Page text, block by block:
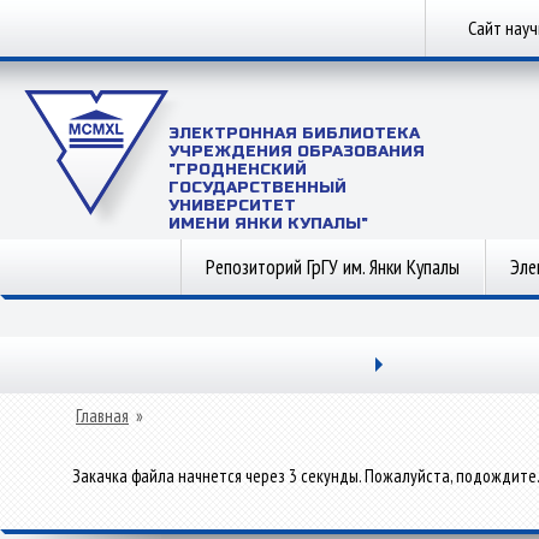
Сайт
ЭЛЕКТРОННАЯ БИБЛИОТЕКА
УЧРЕЖДЕНИЯ ОБРАЗОВАНИЯ
"ГРОДНЕНСКИЙ
ГОСУДАРСТВЕННЫЙ
УНИВЕРСИТЕТ
ИМЕНИ ЯНКИ КУПАЛЫ"
Репозиторий ГрГУ им. Янки Купалы
Главная »
Закачка файла начнется через 3 секунды. Пожалуйста, подождите.